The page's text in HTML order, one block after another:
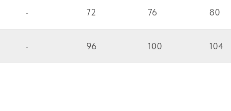
- 72 76 80
- 96 100 104